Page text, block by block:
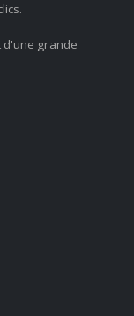
d'une grande